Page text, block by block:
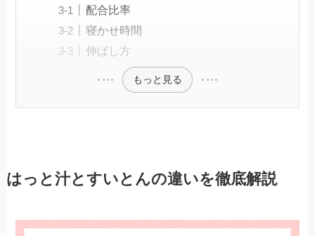
配合比率
寝かせ時間
伸ばし方
もっと見る
はっと汁とすいとんの違いを徹底解説